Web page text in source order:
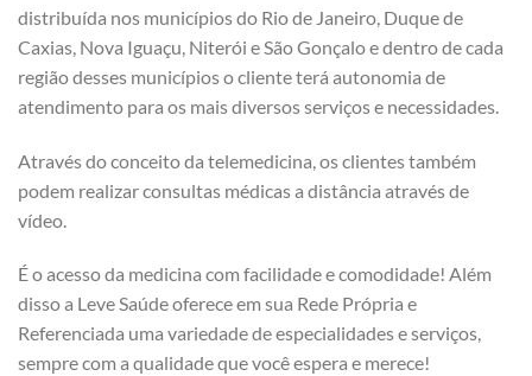
distribuída nos municípios do Rio de Janeiro, Duque de
Caxias, Nova Iguaçu, Niterói e São Gonçalo e dentro de cada
região desses municípios o cliente terá autonomia de
atendimento para os mais diversos serviços e necessidades.
Através do conceito da telemedicina, os clientes também
podem realizar consultas médicas a distância através de
vídeo.
É o acesso da medicina com facilidade e comodidade! Além
disso a Leve Saúde oferece em sua Rede Própria e
Referenciada uma variedade de especialidades e serviços,
sempre com a qualidade que você espera e merece!